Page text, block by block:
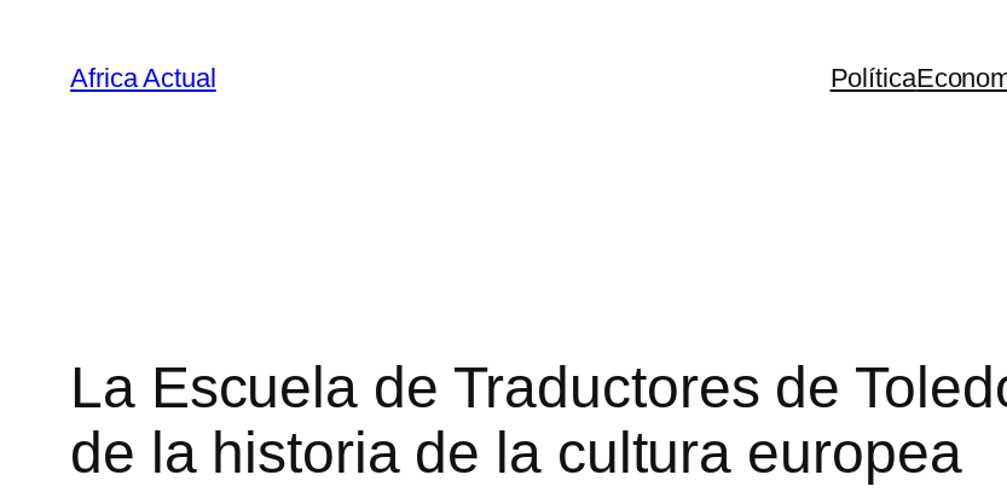
contenido
Africa Actual Política
La Escuela de Traductores de
de la historia de la cultura europea